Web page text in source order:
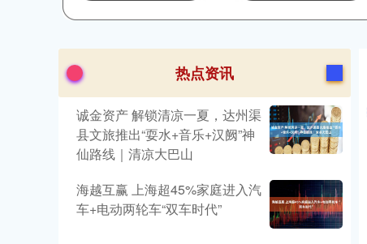
热点资讯
诚金资产 解锁清凉一夏，达州渠
县文旅推出“耍水+音乐+汉阙”神
仙路线｜清凉大巴山
海越互赢 上海超45%家庭进入汽
车+电动两轮车“双车时代”